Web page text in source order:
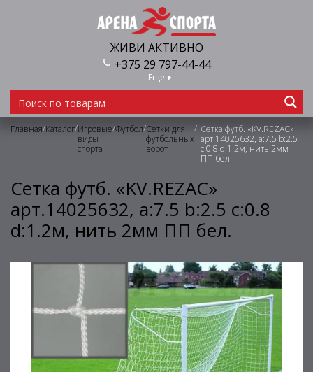
ЖИВИ АКТИВНО
+375 29 797-44-44
Еще
Главная/Каталог/Игровые
виды
спорта
/Футбол/Сетки для
футбольных
ворот
/ Сетка футб. «KV.REZAC»
арт.14025632, a:7.5 b:2.5
c:0.8 d:1.2м, нить 2мм
ПП бел.
Сетка футб. «KV.REZAC»
арт.14025632, a:7.5 b:2.5 c:0.8
d:1.2м, нить 2мм ПП бел.